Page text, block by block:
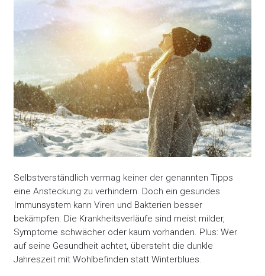
Selbstverständlich vermag keiner der genannten Tipps
eine Ansteckung zu verhindern. Doch ein gesundes
Immunsystem kann Viren und Bakterien besser
bekämpfen. Die Krankheitsverläufe sind meist milder,
Symptome schwächer oder kaum vorhanden. Plus: Wer
auf seine Gesundheit achtet, übersteht die dunkle
Jahreszeit mit Wohlbefinden statt Winterblues.